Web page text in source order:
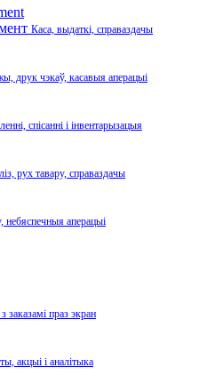
Каса, выдаткі, справаздачы
друк чэкаў, касавыя аперацыі
спісанні і інвентарызацыя
рух тавару, справаздачы
небяспечныя аперацыі
заказамі праз экран
акцыі і аналітыка